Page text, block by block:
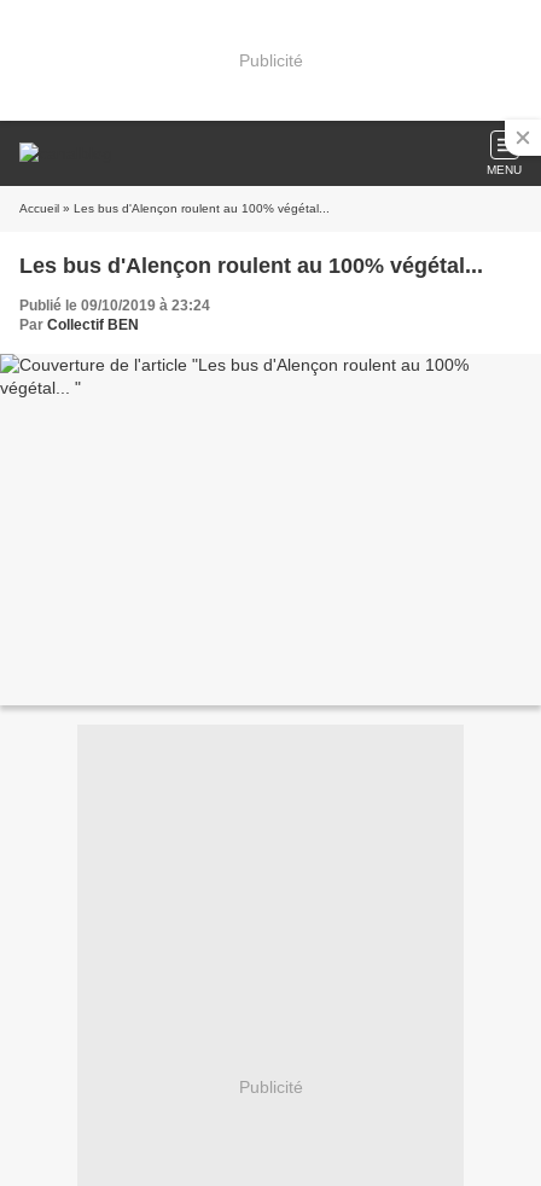
Publicité
MENU
Accueil » Les bus d'Alençon roulent au 100% végétal...
Les bus d'Alençon roulent au 100% végétal...
Publié le 09/10/2019 à 23:24
Par Collectif BEN
Publicité